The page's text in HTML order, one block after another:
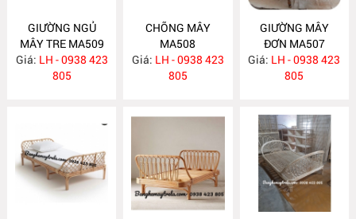
GIƯỜNG NGỦ
MÂY TRE MA509
Giá: LH - 0938 423
805
CHÕNG MÂY
MA508
Giá: LH - 0938 423
805
GIƯỜNG MÂY
ĐƠN MA507
Giá: LH - 0938 423
805